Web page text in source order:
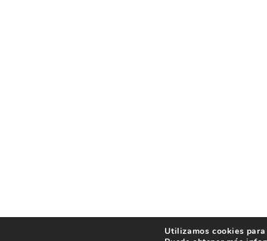
Utilizamos cookies